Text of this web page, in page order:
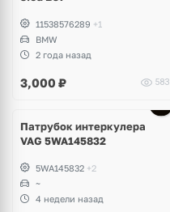
11538576289 +1
BMW
2 года назад
3,000 ₽ 583
Патрубок интеркулера
VAG 5WA145832
5WA145832 +2
~
4 недели назад